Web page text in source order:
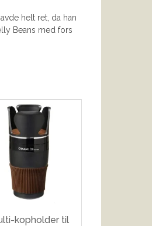
helt ret, da han
Beans med fors
kopholder til